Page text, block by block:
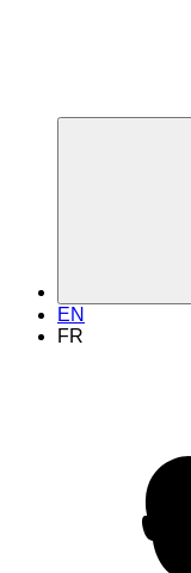
EN
FR